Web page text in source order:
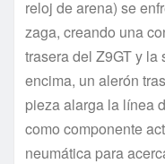
reloj de arena) se
zaga, creando una
trasera del Z9GT y la
encima, un alerón
pieza alarga la línea
como componente
neumática para